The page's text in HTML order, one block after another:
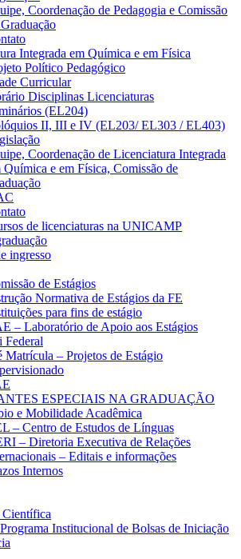
Coordenação de Pedagogia e Comissão
Integrada em Química e em Física
Político Pedagógico
Curricular
Disciplinas Licenciaturas
(EL204)
II, III e IV (EL203/ EL303 / EL403)
Coordenação de Licenciatura Integrada
Química e em Física, Comissão de
de licenciaturas na UNICAMP
ingresso
de Estágios
Normativa de Estágios da FE
para fins de estágio
– Laboratório de Apoio aos Estágios
Federal
Matrícula – Projetos de Estágio
ESPECIAIS NA GRADUAÇÃO
e Mobilidade Acadêmica
– Centro de Estudos de Línguas
– Diretoria Executiva de Relações
– Editais e informações
Internos
Institucional de Bolsas de Iniciação